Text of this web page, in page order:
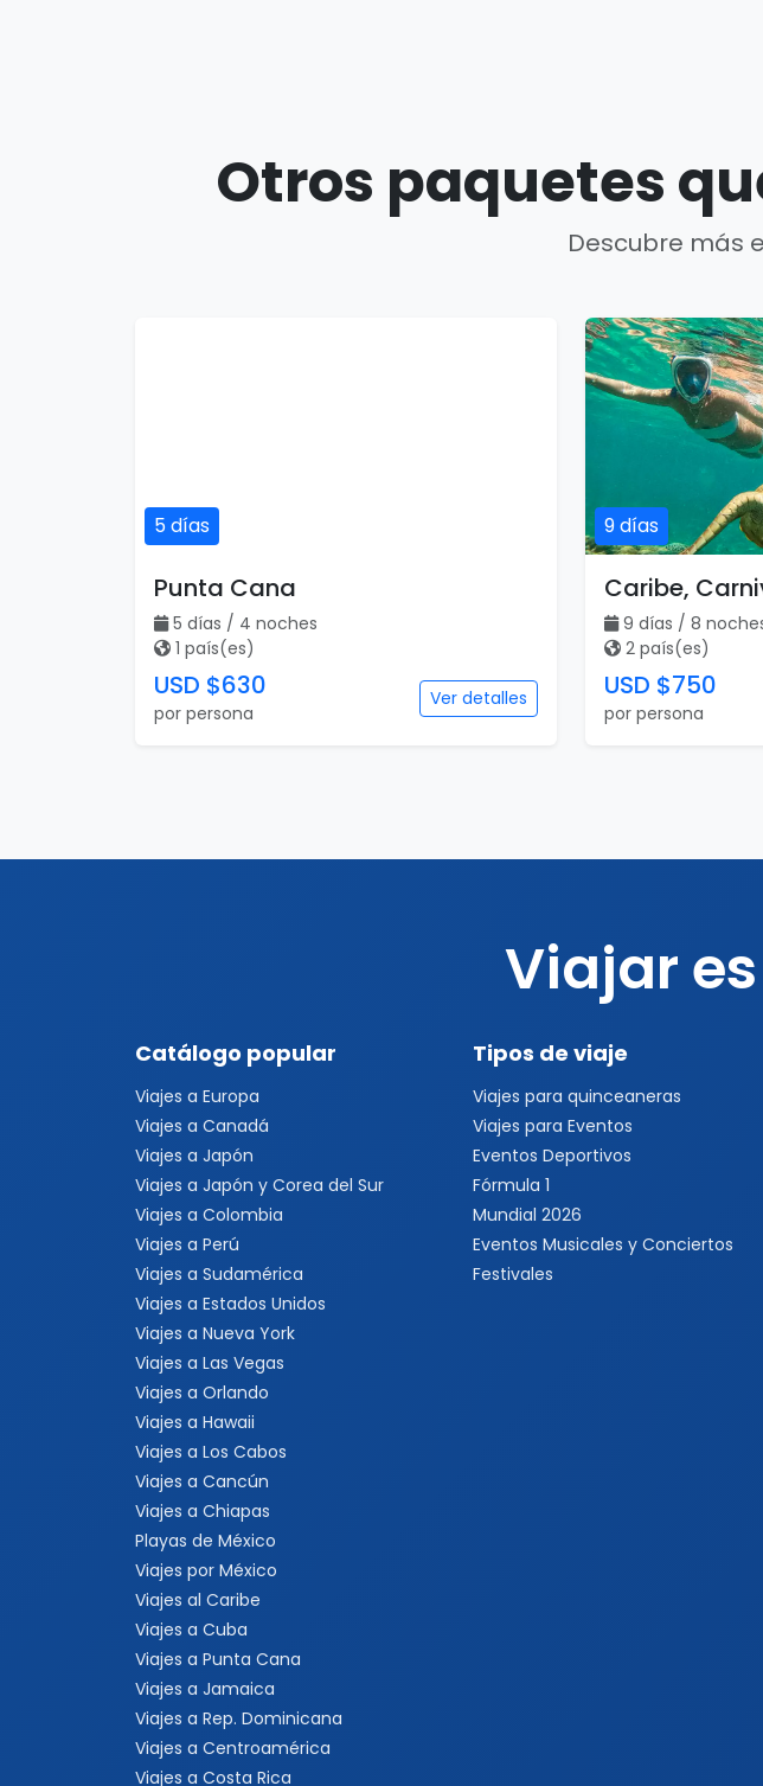
Otros paquetes
Descubre más
5 días
Punta Cana
5 días / 4 noches
1 país(es)
USD $630
por persona
Ver detalles
9 días
Caribe,
9 días / 8
2 país(es)
USD $750
por persona
Viajar
Catálogo popular
Viajes a Europa
Viajes a Canadá
Viajes a Japón
Viajes a Japón y Corea del Sur
Viajes a Colombia
Viajes a Perú
Viajes a Sudamérica
Viajes a Estados Unidos
Viajes a Nueva York
Viajes a Las Vegas
Viajes a Orlando
Viajes a Hawaii
Viajes a Los Cabos
Viajes a Cancún
Viajes a Chiapas
Playas de México
Viajes por México
Viajes al Caribe
Viajes a Cuba
Viajes a Punta Cana
Viajes a Jamaica
Viajes a Rep. Dominicana
Viajes a Centroamérica
Viajes a Costa Rica
Tipos de viaje
Viajes para quinceaneras
Viajes para Eventos
Eventos Deportivos
Fórmula 1
Mundial 2026
Eventos Musicales y Conciertos
Festivales